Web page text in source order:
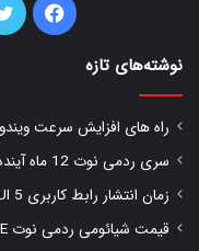
فیس
نوشته‌های تازه
راه های افزایش سرعت
سری ردمی نوت 12 ماه آینده عرضه شود
زمان انتشار رابط کاربری One UI 5 برای گوشی‌های سامسونگ مشخص شد
قیمت شیائومی ردمی نوت 11SE تایید شد